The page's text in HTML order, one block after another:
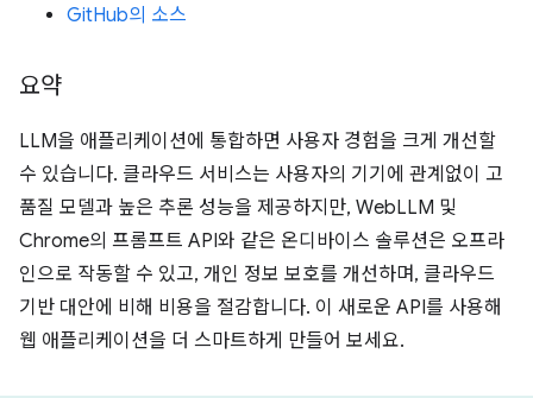
GitHub의 소스
요약
LLM을 애플리케이션에 통합하면 사용자 경험을 크게 개선할
수 있습니다. 클라우드 서비스는 사용자의 기기에 관계없이 고
품질 모델과 높은 추론 성능을 제공하지만, WebLLM 및
Chrome의 프롬프트 API와 같은 온디바이스 솔루션은 오프라
인으로 작동할 수 있고, 개인 정보 보호를 개선하며, 클라우드
기반 대안에 비해 비용을 절감합니다. 이 새로운 API를 사용해
웹 애플리케이션을 더 스마트하게 만들어 보세요.